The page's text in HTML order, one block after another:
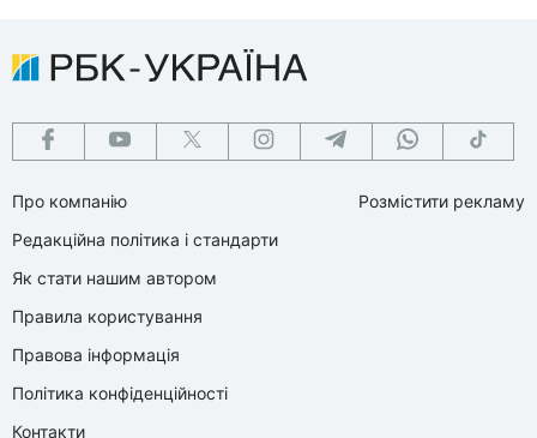
Про компанію
Редакційна політика і стандарти
Як стати нашим автором
Правила користування
Правова інформація
Політика конфіденційності
Контакти
Розмістити рекламу